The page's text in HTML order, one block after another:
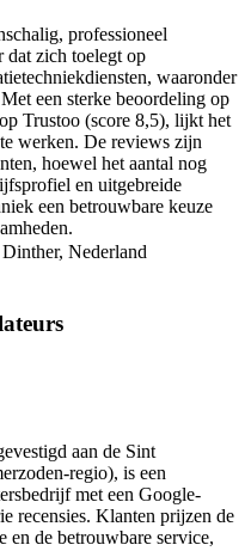
professioneel
zich toelegt op
waaronder
een sterke beoordeling op
Trustoo (score 8,5), lijkt het
werken. De reviews zijn
hoewel het aantal nog
en uitgebreide
een betrouwbare keuze
Nederland
aan de Sint
regio), is een
met een Google-
recensies. Klanten prijzen de
en de betrouwbare service,